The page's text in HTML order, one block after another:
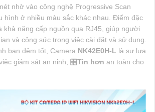
nhờ vào công nghệ Progressive Scan
hình ở nhiều màu sắc khác nhau. Điểm đặc
khả năng cấp nguồn qua RJ45, giúp người
và công sức trong việc cài đặt và sử dụng.
ban đêm tốt, Camera NK42E0H-L là sự lựa
giám sát an ninh, 🎛Tin hơn an toàn cho